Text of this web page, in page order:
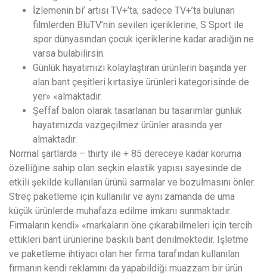
İzlemenin bi’ artısı TV+’ta; sadece TV+’ta bulunan
filmlerden BluTV’nin sevilen içeriklerine, S Sport ile
spor dünyasından çocuk içeriklerine kadar aradığın ne
varsa bulabilirsin.
Günlük hayatımızı kolaylaştıran ürünlerin başında yer
alan bant çeşitleri kırtasiye ürünleri kategorisinde de
yer» «almaktadır.
Şeffaf balon olarak tasarlanan bu tasarımlar günlük
hayatımızda vazgeçilmez ürünler arasında yer
almaktadır.
Normal şartlarda – thirty ile + 85 dereceye kadar koruma
özelliğine sahip olan seçkin elastik yapısı sayesinde de
etkili şekilde kullanılan ürünü sarmalar ve bozulmasını önler.
Streç paketleme için kullanılır ve aynı zamanda de uma
küçük ürünlerde muhafaza edilme imkanı sunmaktadır.
Firmaların kendi» «markaların öne çıkarabilmeleri için tercih
ettikleri bant ürünlerine baskılı bant denilmektedir. Işletme
ve paketleme ihtiyacı olan her firma tarafından kullanılan
firmanın kendi reklamını da yapabildiği muazzam bir ürün